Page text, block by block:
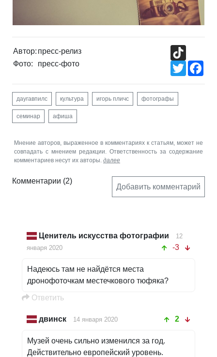
Автор: пресс-релиз
Фото:
пресс-фото
Twitter
даугавпилс культура игорь пличс фотографы
семинар афиша
Мнение авторов, выраженное в комментариях к статьям, может не
совпадать с мнением редакции. Ответственность за содержание
комментариев несут их авторы. далее
Комментарии (2)
Добавить комментарий
Ценитель искусства фотографии
12
января 2020
-3
Надеюсь там не найдётся места
дронофоточкам местечкового тюфяка?
Oтветить
двинск 14 января 2020 2
Музей очень сильно изменился за год.
Действительно европейский уровень.